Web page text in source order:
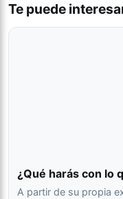
Te puede
¿Qué harás con lo
A partir de su propia